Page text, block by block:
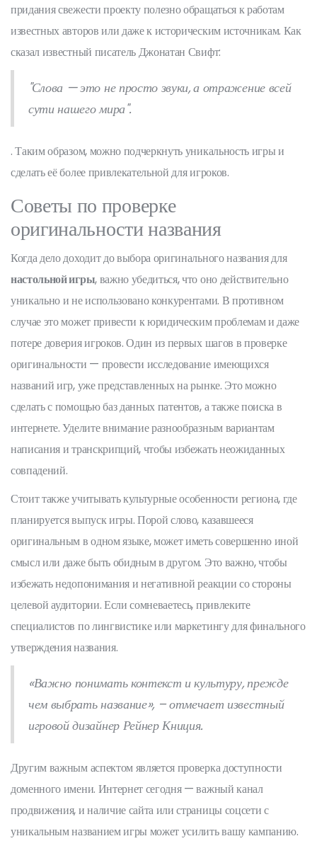
придания свежести проекту полезно обращаться к работам
известных авторов или даже к историческим источникам. Как
сказал известный писатель Джонатан Свифт:
"Слова — это не просто звуки, а отражение всей
сути нашего мира".
. Таким образом, можно подчеркнуть уникальность игры и
сделать её более привлекательной для игроков.
Советы по проверке
оригинальности названия
Когда дело доходит до выбора оригинального названия для
настольной игры, важно убедиться, что оно действительно
уникально и не использовано конкурентами. В противном
случае это может привести к юридическим проблемам и даже
потере доверия игроков. Один из первых шагов в проверке
оригинальности — провести исследование имеющихся
названий игр, уже представленных на рынке. Это можно
сделать с помощью баз данных патентов, а также поиска в
интернете. Уделите внимание разнообразным вариантам
написания и транскрипций, чтобы избежать неожиданных
совпадений.
Стоит также учитывать культурные особенности региона, где
планируется выпуск игры. Порой слово, казавшееся
оригинальным в одном языке, может иметь совершенно иной
смысл или даже быть обидным в другом. Это важно, чтобы
избежать недопонимания и негативной реакции со стороны
целевой аудитории. Если сомневаетесь, привлеките
специалистов по лингвистике или маркетингу для финального
утверждения названия.
«Важно понимать контекст и культуру, прежде
чем выбрать название», – отмечает известный
игровой дизайнер Рейнер Книция.
Другим важным аспектом является проверка доступности
доменного имени. Интернет сегодня — важный канал
продвижения, и наличие сайта или страницы соцсети с
уникальным названием игры может усилить вашу кампанию.